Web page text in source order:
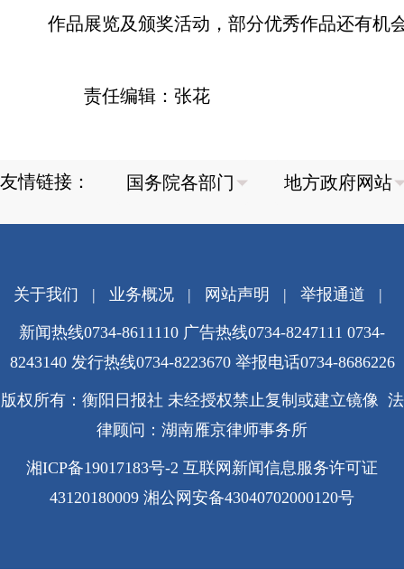
作品展览及颁奖活动，部分优秀作品还有机
责任编辑：张花
友情链接：
关于我们 | 业务概况| 网站声明 | 举报通道 |
新闻热线0734-8611110 广告热线0734-8247111 0734-
8243140 发行热线0734-8223670 举报电话0734-8686226
版权所有：衡阳日报社 未经授权禁止复制或建立镜像 法
律顾问：湖南雁京律师事务所
湘ICP备19017183号-2 互联网新闻信息服务许可证
43120180009 湘公网安备43040702000120号